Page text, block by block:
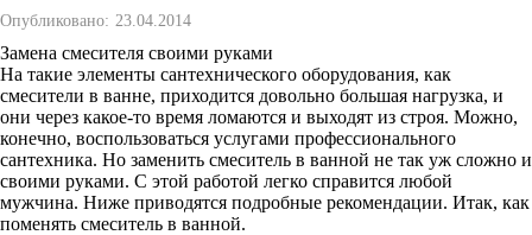
Опубликовано: 23.04.2014
Замена смесителя своими руками
На такие элементы сантехнического оборудования, как
смесители в ванне, приходится довольно большая нагрузка, и
они через какое-то время ломаются и выходят из строя. Можно,
конечно, воспользоваться услугами профессионального
сантехника. Но заменить смеситель в ванной не так уж сложно и
своими руками. С этой работой легко справится любой
мужчина. Ниже приводятся подробные рекомендации. Итак, как
поменять смеситель в ванной.